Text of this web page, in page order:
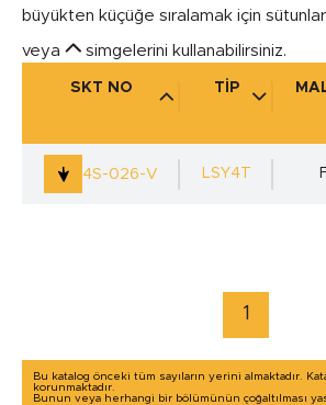
büyükten küçüğe sıralamak için
veya simgelerini kullanabilirsiniz.
SKT NO TİP
4S-026-V
LSY4T
1
Bu katalog önceki tüm sayıların yerini almaktadır.
korunmaktadır.
Bunun veya herhangi bir bölümünün çoğaltılması